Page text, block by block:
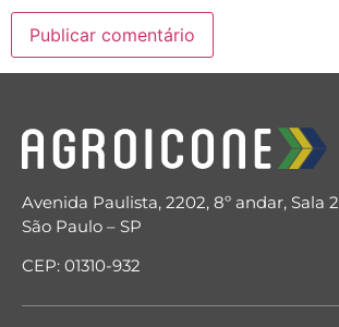
Avenida Paulista, 2202, 8º andar, Sala 2
São Paulo – SP
CEP: 01310-932